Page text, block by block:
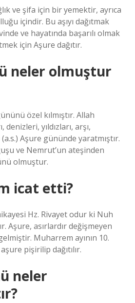
ve şifa için bir yemektir, ayrıca
içindir. Bu aşıyı dağıtmak
ve hayatında başarılı olmak
için Aşure dağıtır.
neler olmuştur
özel kılmıştır. Allah
yıldızları, arşı,
Aşure gününde yaratmıştır.
ve Nemrut’un ateşinden
olmuştur.
icat etti?
Hz. Rivayet odur ki Nuh
Aşure, asırlardır değişmeyen
Muharrem ayının 10.
pişirilip dağıtılır.
neler